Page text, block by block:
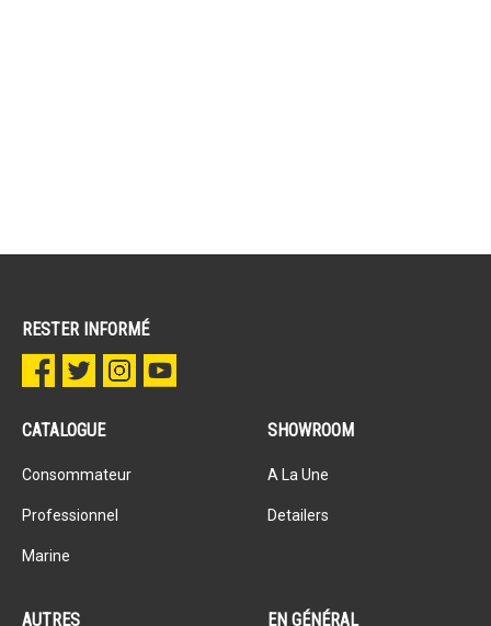
RESTER INFORMÉ
CATALOGUE
Consommateur
Professionnel
Marine
SHOWROOM
A La Une
Detailers
AUTRES EN GÉNÉRAL